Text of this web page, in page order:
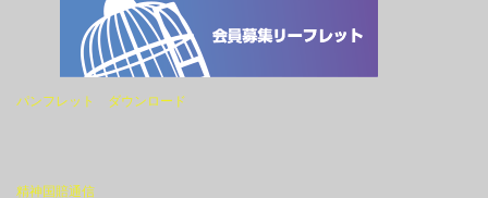
パンフレット ダウンロード
精神国賠通信